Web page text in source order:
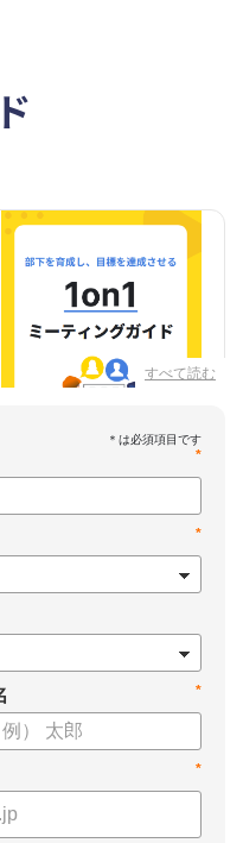
すべて読む
立てください。
*
*
*
*